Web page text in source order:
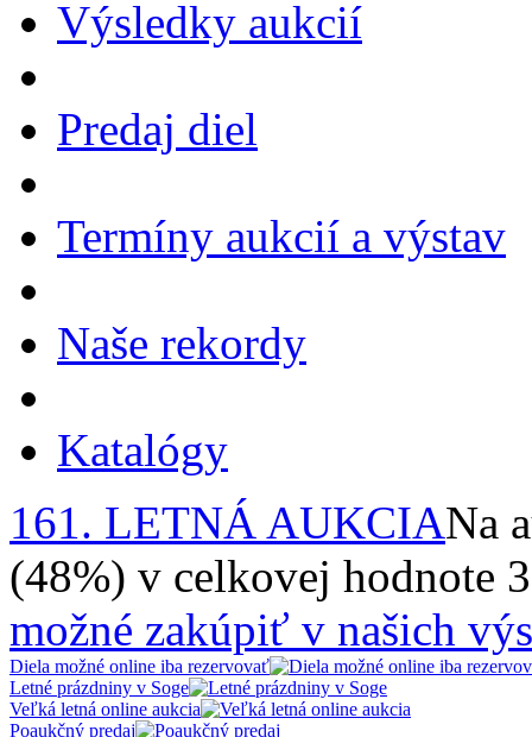
Výsledky aukcií
Predaj diel
Termíny aukcií a výstav
Naše rekordy
Katalógy
161. LETNÁ AUKCIANa
(48%) v celkovej hodnote
možné zakúpiť v našich
Diela možné online iba rezervovať
Letné prázdniny v Soge
Veľká letná online aukcia
Poaukčný predaj